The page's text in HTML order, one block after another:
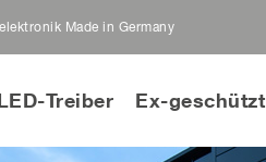
Made in Germany
Treiber Ex-geschützt